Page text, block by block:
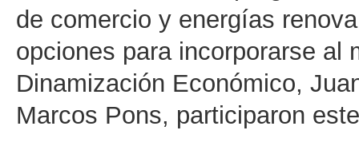
de comercio y energías
opciones para incorporarse al
Dinamización Económico,
Marcos Pons, participaron